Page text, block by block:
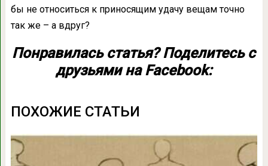
бы не относиться к приносящим удачу вещам точно
так же – а вдруг?
Понравилась статья? Поделитесь с
друзьями на Facebook:
ПОХОЖИЕ СТАТЬИ